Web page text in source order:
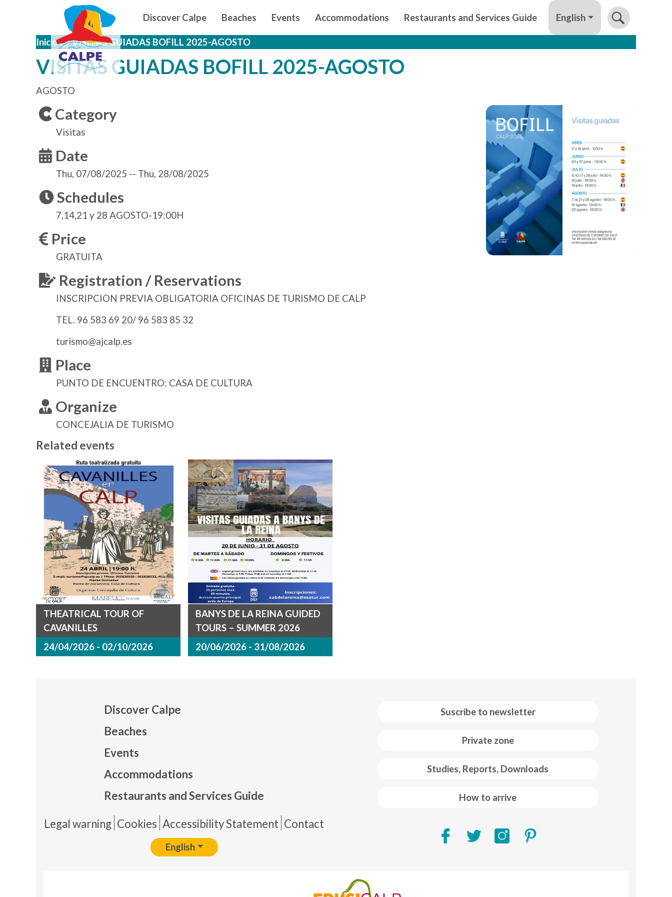
Skip to main content Navegación principal
Discover Calpe Beaches Events Accommodations Restaurants and Services Guide English
Inicio VISITAS GUIADAS BOFILL 2025-AGOSTO
VISITAS GUIADAS BOFILL 2025-AGOSTO
AGOSTO
Category
Visitas
Date
Thu, 07/08/2025 -- Thu, 28/08/2025
Schedules
7,14,21 y 28 AGOSTO-19:00H
Price
GRATUITA
Registration / Reservations
INSCRIPCION PREVIA OBLIGATORIA OFICINAS DE TURISMO DE CALP
TEL. 96 583 69 20/ 96 583 85 32
turismo@ajcalp.es
Place
PUNTO DE ENCUENTRO: CASA DE CULTURA
Organize
CONCEJALIA DE TURISMO
Related events
THEATRICAL TOUR OF
CAVANILLES
24/04/2026 - 02/10/2026
BANYS DE LA REINA GUIDED
TOURS – SUMMER 2026
20/06/2026 - 31/08/2026
Suscribe to newsletter
Private zone
Studies, Reports, Downloads
How to arrive
Discover Calpe
Beaches
Events
Accommodations
Restaurants and Services Guide
Pie de página
Legal warning Cookies Accessibility Statement Contact
English